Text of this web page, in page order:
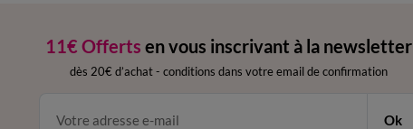
11€ Offerts en vous inscrivant à la newsletter
dès 20€ d’achat - conditions dans votre email de confirmation
Ok